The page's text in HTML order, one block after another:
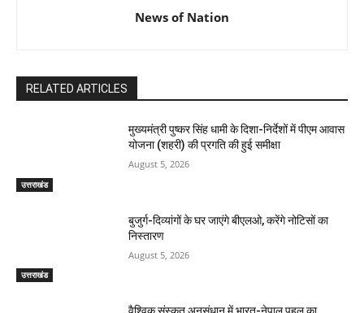
News of Nation
RELATED ARTICLES
उत्तराखंड
मुख्यमंत्री पुष्कर सिंह धामी के दिशा-निर्देशों में पीएम आवास
योजना (शहरी) की प्रगति की हुई समीक्षा
August 5, 2026
उत्तराखंड
बुजुर्ग-दिव्यांगों के घर जाएंगे बीएलओ, करेंगे नोटिसों का
निस्तारण
August 5, 2026